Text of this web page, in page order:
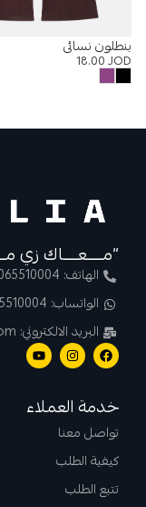
بنطلون نسائي
18.00JOD
“مــــعــــاك زي
الهاتف: 065510004
الواتساب: 96265510004
البريد الالكتروني: info@lafamiliastore.com
خدمة العملاء
تواصل معنا
كيفية الطلب
تتبع الطلب